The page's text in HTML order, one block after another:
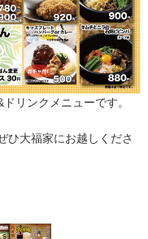
リンクメニューです。
ひ大福家にお越しくださ